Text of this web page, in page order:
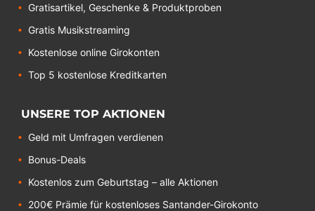
Gratisartikel, Geschenke & Produktproben
Gratis Musikstreaming
Kostenlose online Girokonten
Top 5 kostenlose Kreditkarten
UNSERE TOP AKTIONEN
Geld mit Umfragen verdienen
Bonus-Deals
Kostenlos zum Geburtstag – alle Aktionen
200€ Prämie für kostenloses Santander-Girokonto